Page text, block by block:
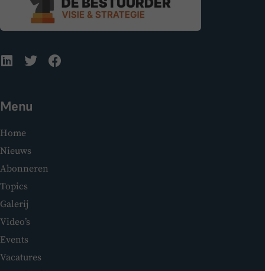
Menu
Home
Nieuws
Abonneren
Topics
Galerij
Video’s
Events
Vacatures